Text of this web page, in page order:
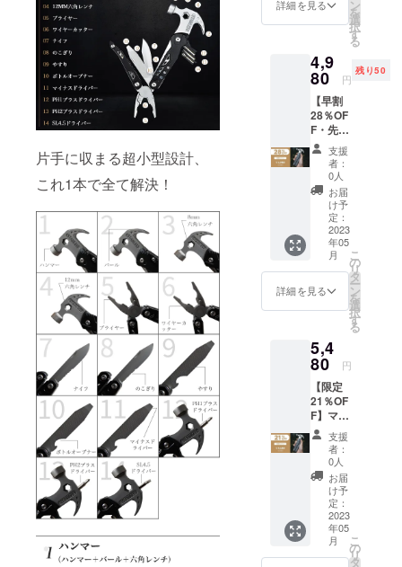
片手に収まる超小型設計、
これ1本で全て解決！
6980円
（税
送料込
の価格
となり
ます。
＜内容
物＞ マ
ルチハ
ンマー
HM-1 ×
1 専用
収納
ポーチ
詳細を見る ン
を
選
択
す
る
4,9
80 円
残り50
【早割
28％OF
F・先着
80名様
限定】
マルチ
ハン
マー
HM-1 ×
1 ※一般
販売予
定価
格：
6980円
（税
込） ※
の価格
となり
ます。
＜内容
物＞ マ
ルチハ
ンマー
HM-1 ×
1 専用
収納
ポーチ
支援
者：
0人
お届
け予
定：
2023
年05
月
詳細を見る
こ
の
リ
タ
ー
ン
を
選
択
す
る
5,4
80 円
【限定
21％OF
F】マル
チハン
マー
HM-1 ×
1 ※一般
販売予
定価
格：
6980円
（税
込） ※
支援
者：
0人
お届
け予
定：
2023
年05
月
こ
の
リ
タ